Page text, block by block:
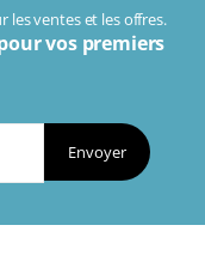
les ventes et les offres.
vos premiers
Envoyer